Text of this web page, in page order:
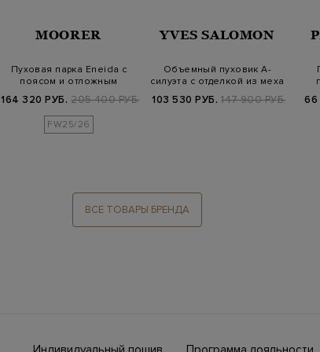
MOORER
Пуховая парка Eneida с
поясом и отложным
164 320 РУБ. 205 400 РУБ.
FW25/26
YVES SALOMON
Объемный пуховик А-
силуэта с отделкой из меха
103 530 РУБ. 147 900 РУБ. 66
ВСЕ ТОВАРЫ БРЕНДА